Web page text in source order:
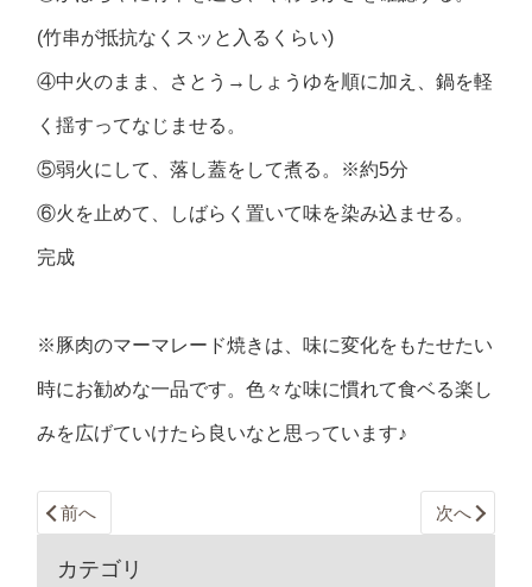
(竹串が抵抗なくスッと入るくらい)
④中火のまま、さとう→しょうゆを順に加え、鍋を軽
く揺すってなじませる。
⑤弱火にして、落し蓋をして煮る。※約5分
⑥火を止めて、しばらく置いて味を染み込ませる。
完成
※豚肉のマーマレード焼きは、味に変化をもたせたい
時にお勧めな一品です。色々な味に慣れて食ベる楽し
みを広げていけたら良いなと思っています♪
前へ 次へ
カテゴリ